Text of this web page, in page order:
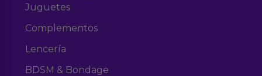
Juguetes
Complementos
Lencería
BDSM & Bondage